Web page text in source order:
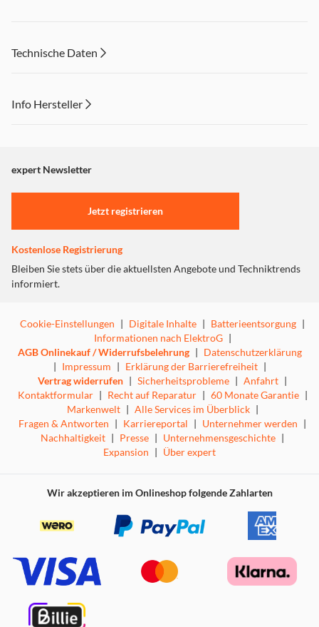
Technische Daten
Info Hersteller
"Marketing".
Einstellungen anpassen
expert Newsletter
Jetzt registrieren
Kostenlose Registrierung
Bleiben Sie stets über die aktuellsten Angebote und Techniktrends
informiert.
Cookie-Einstellungen | Digitale Inhalte | Batterieentsorgung |
Informationen nach ElektroG |
AGB Onlinekauf / Widerrufsbelehrung | Datenschutzerklärung
| Impressum | Erklärung der Barrierefreiheit |
Vertrag widerrufen | Sicherheitsprobleme | Anfahrt |
Kontaktformular | Recht auf Reparatur | 60 Monate Garantie |
Markenwelt | Alle Services im Überblick |
Fragen & Antworten | Karriereportal | Unternehmer werden |
Nachhaltigkeit | Presse | Unternehmensgeschichte |
Expansion | Über expert
Wir akzeptieren im Onlineshop folgende Zahlarten